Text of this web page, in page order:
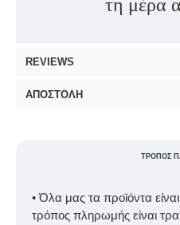
τη μέρα
REVIEWS
ΑΠΟΣΤΟΛΉ
ΤΡΌΠΟΣ
• Όλα μας τα προϊόντα
τρόπος πληρωμής είναι